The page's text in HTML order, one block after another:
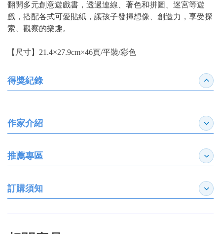
翻開多元創意遊戲書，透過連線、著色和拼圖、迷宮等遊
戲，搭配各式可愛貼紙，讓孩子發揮想像、創造力，享受探
索、觀察的樂趣。
【尺寸】21.4×27.9cm×46頁/平裝/彩色
得獎紀錄 收合
作家介紹 展開
推薦專區 展開
訂購須知 展開